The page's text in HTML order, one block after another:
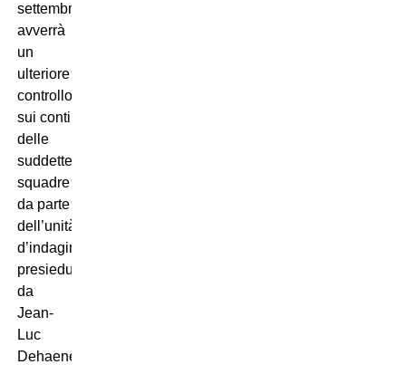
settembre
avverrà
un
ulteriore
controllo
sui conti
delle
suddette
squadre
da parte
dell’unità
d’indagine
presieduta
da
Jean-
Luc
Dehaene.